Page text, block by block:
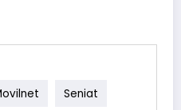
Seniat